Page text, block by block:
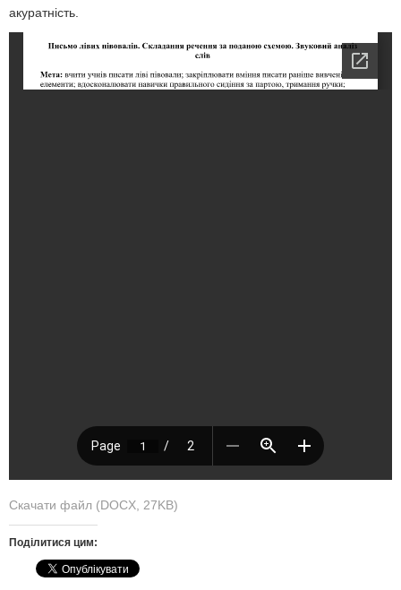
акуратність.
Скачати файл (DOCX, 27KB)
Поділитися цим: